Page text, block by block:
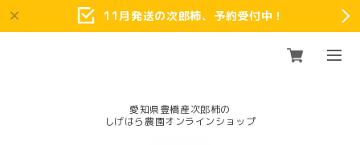
11月発送の次郎柿、予約受付中！
愛知県豊橋産次郎柿の